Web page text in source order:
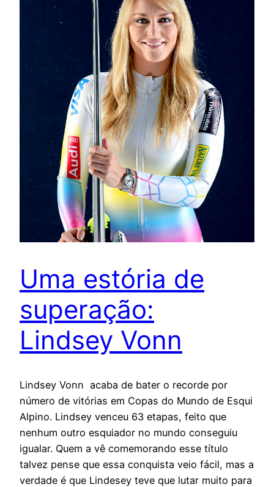
Uma estória de
superação:
Lindsey Vonn
Lindsey Vonn acaba de bater o recorde por
número de vitórias em Copas do Mundo de Esqui
Alpino. Lindsey venceu 63 etapas, feito que
nenhum outro esquiador no mundo conseguiu
igualar. Quem a vê comemorando esse título
talvez pense que essa conquista veio fácil, mas a
verdade é que Lindesey teve que lutar muito para